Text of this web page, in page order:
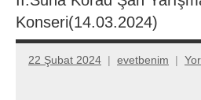
Konseri(14.03.2024)
22 Şubat 2024 evetbenim